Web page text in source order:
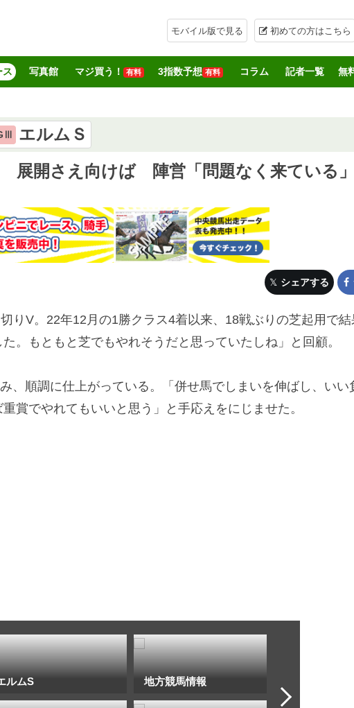
モバイル版で見る 初めての方はこちら
ス 写真館 マジ買う！ 有料 3指数予想 有料 コラム 記者一覧 無
エルムＳ
展開さえ向けば 陣営「問題なく来ている」
シェアする
V。22年12月の1勝クラス4着以来、18戦ぶりの芝起用で結
。もともと芝でもやれそうだと思っていたしね」と回顧。
順調に仕上がっている。「併せ馬でしまいを伸ばし、いい
賞でやれてもいいと思う」と手応えをにじませた。
ルムS 地方競馬情報